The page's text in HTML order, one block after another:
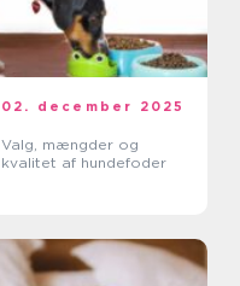
02. december 2025
Valg, mængder og
kvalitet af hundefoder